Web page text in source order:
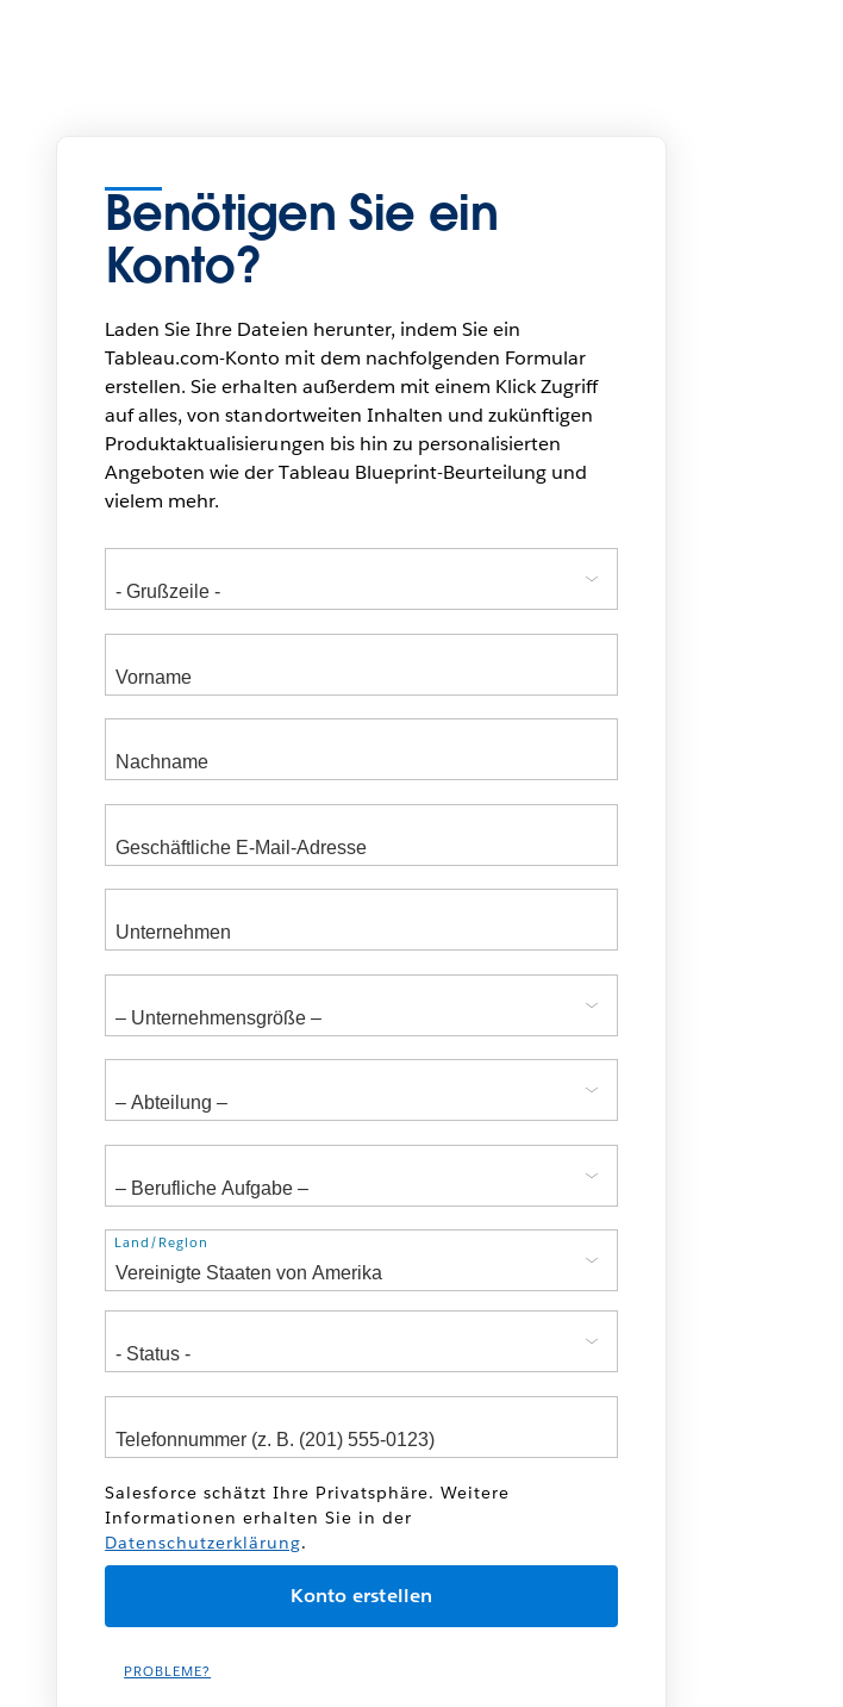
Benötigen Sie ein
Konto?
Laden Sie Ihre Dateien herunter, indem Sie ein
Tableau.com-Konto mit dem nachfolgenden Formular
erstellen. Sie erhalten außerdem mit einem Klick Zugriff
auf alles, von standortweiten Inhalten und zukünftigen
Produktaktualisierungen bis hin zu personalisierten
Angeboten wie der Tableau Blueprint-Beurteilung und
vielem mehr.
Adresse
Land/Region
Salesforce schätzt Ihre Privatsphäre. Weitere
Informationen erhalten Sie in der
Datenschutzerklärung.
PROBLEME?